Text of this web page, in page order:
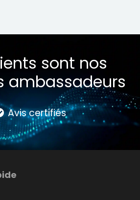
sont nos
ambassadeurs
Avis certifiés